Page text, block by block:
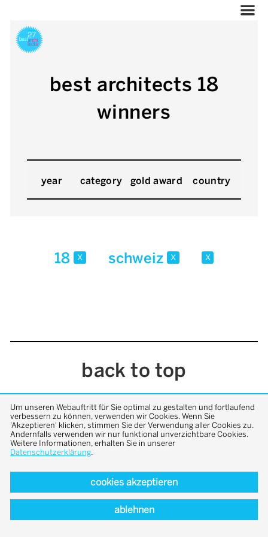
best architects 18
winners
year category gold award country
18 x schweiz x x
back to top
Um unseren Webauftritt für Sie optimal zu gestalten und fortlaufend
verbessern zu können, verwenden wir Cookies. Wenn Sie
'Akzeptieren' klicken, stimmen Sie der Verwendung aller Cookies zu.
Andernfalls verwenden wir nur funktional unverzichtbare Cookies.
Weitere Informationen, erhalten Sie in unserer
Datenschutzerklärung.
cookies akzeptieren
ablehnen